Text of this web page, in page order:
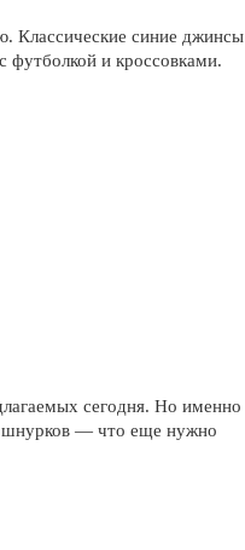
Классические синие джинсы
и кроссовками.
сегодня. Но именно
шнурков — что еще нужно